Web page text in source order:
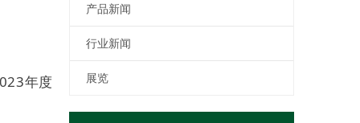
年度
产品新闻
行业新闻
展览